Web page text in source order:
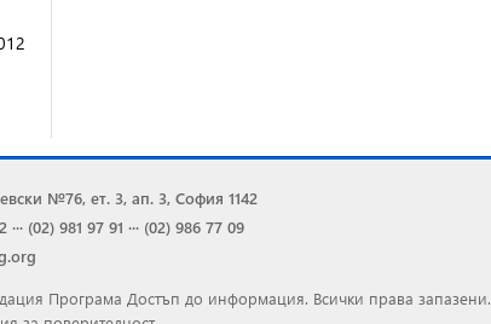
№76, ет. 3, ап. 3, София 1142
··· (02) 981 97 91 ··· (02) 986 77 09
Програма Достъп до информация. Всички права запазени.